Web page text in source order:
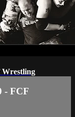
Wrestling
- FCF